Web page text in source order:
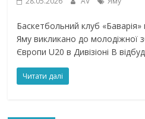
Баскетбольний клуб
Яму викликано до молодіжної
Європи U20 в Дивізіоні В
Читати далі